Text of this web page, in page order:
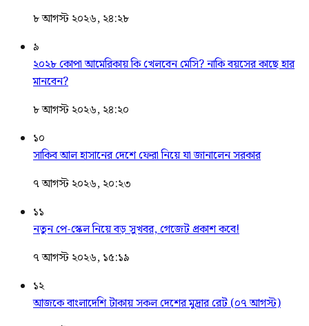
৮ আগস্ট ২০২৬, ২৪:২৮
৯
২০২৮ কোপা আমেরিকায় কি খেলবেন মেসি? নাকি বয়সের কাছে হার
মানবেন?
৮ আগস্ট ২০২৬, ২৪:২০
১০
সাকিব আল হাসানের দেশে ফেরা নিয়ে যা জানালেন সরকার
৭ আগস্ট ২০২৬, ২০:২৩
১১
নতুন পে-স্কেল নিয়ে বড় সুখবর, গেজেট প্রকাশ কবে!
৭ আগস্ট ২০২৬, ১৫:১৯
১২
আজকে বাংলাদেশি টাকায় সকল দেশের মুদ্রার রেট (০৭ আগস্ট)